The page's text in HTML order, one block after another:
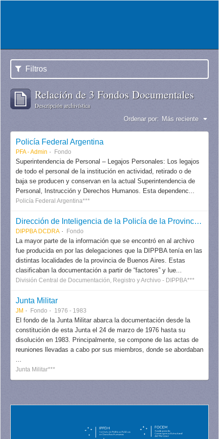
Filtros
Relación de 3 Fondos Documentales
Descripción archivística
Ordenar por: Más reciente
Policía Federal Argentina
PFA - Admin Fondo
Superintendencia de Personal – Legajos Personales: Los legajos
de todo el personal de la institución en actividad, retirado o de
baja se producen y conservan en la actual Superintendencia de
Personal, Instrucción y Derechos Humanos. Esta dependenc...
Policía Federal Argentina***
Dirección de Inteligencia de la Policía de la Provincia de Buenos Aires (DIPPBA), División Central de Documentación, Registro y Archivo
DIPPBA DCDRA Fondo
La mayor parte de la información que se encontró en al archivo
fue producida en por las delegaciones que la DIPPBA tenía en las
distintas localidades de la provincia de Buenos Aires. Estas
clasificaban la documentación a partir de “factores” y lue...
División Central de Documentación, Registro y Archivo - DIPPBA***
Junta Militar
JM Fondo 1976 - 1983
El fondo de la Junta Militar abarca la documentación desde la
constitución de esta Junta el 24 de marzo de 1976 hasta su
disolución en 1983. Principalmente, se compone de las actas de
reuniones llevadas a cabo por sus miembros, donde se abordaban
...
Junta Militar***